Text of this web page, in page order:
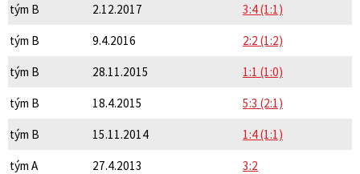
tým B 2.12.2017 3:4 (1:1)
tým B 9.4.2016 2:2 (1:2)
tým B 28.11.2015 1:1 (1:0)
tým B 18.4.2015 5:3 (2:1)
tým B 15.11.2014 1:4 (1:1)
tým A 27.4.2013 3:2